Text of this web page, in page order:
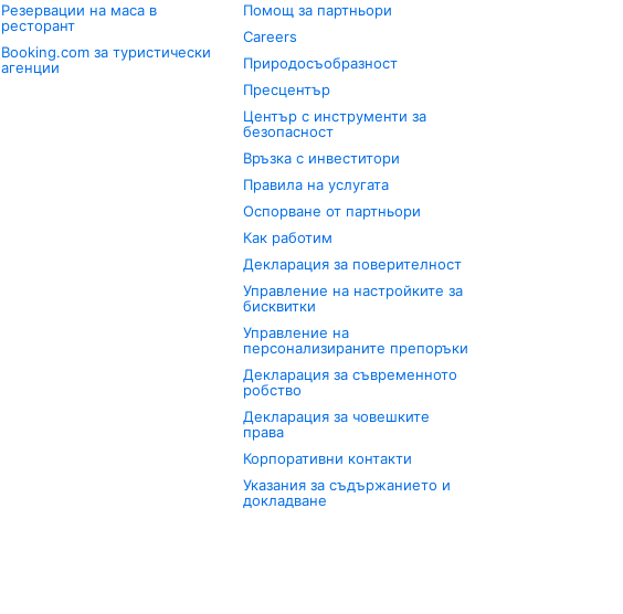
Резервации на маса в
ресторант
Booking.com за туристически
агенции
Помощ за партньори
Careers
Природосъобразност
Пресцентър
Център с инструменти за
безопасност
Връзка с инвеститори
Правила на услугата
Оспорване от партньори
Как работим
Декларация за поверителност
Управление на настройките за
бисквитки
Управление на
персонализираните препоръки
Декларация за съвременното
робство
Декларация за човешките
права
Корпоративни контакти
Указания за съдържанието и
докладване